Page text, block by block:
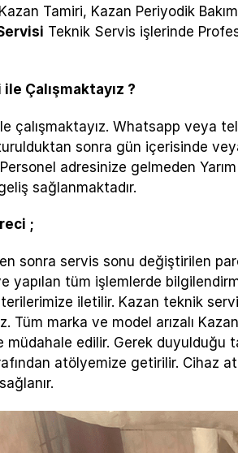
Tamiri, Kazan Periyodik
Teknik Servis işlerinde
Çalışmaktayız ?
çalışmaktayız. Whatsapp veya
sonra gün içerisinde
adresinize gelmeden
sağlanmaktadır.
;
sonra servis sonu değiştirilen
ve yapılan tüm işlemlerde
iletilir. Kazan teknik
Tüm marka ve model arızalı
müdahale edilir. Gerek duyulduğu
atölyemize getirilir. Cihaz